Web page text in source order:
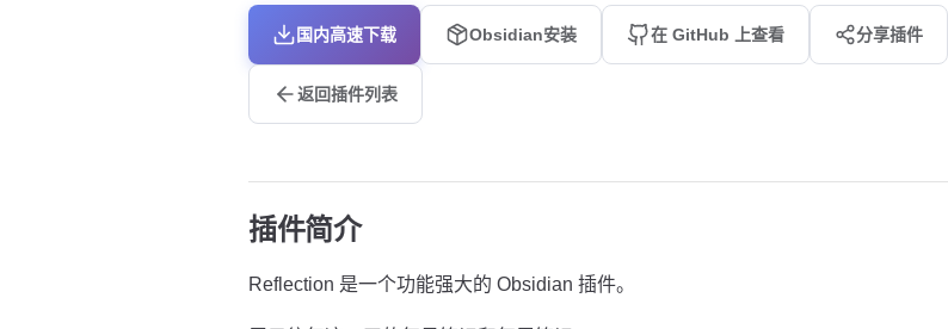
国内高速下载 Obsidian安装 在 GitHub 上查看 分享插件
返回插件列表
插件简介
Reflection 是一个功能强大的 Obsidian 插件。